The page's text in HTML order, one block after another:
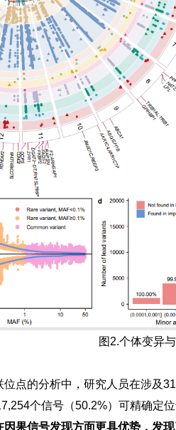
图2.个体变异
点的分析中，研究人员在涉及
个信号（50.2%）可精确定
果信号发现方面更具优势，发